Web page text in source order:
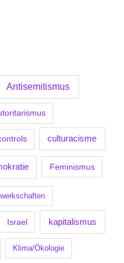
Antisemitismus
culturacisme
Feminismus
Israel kapitalismus
Klima/Ökologie